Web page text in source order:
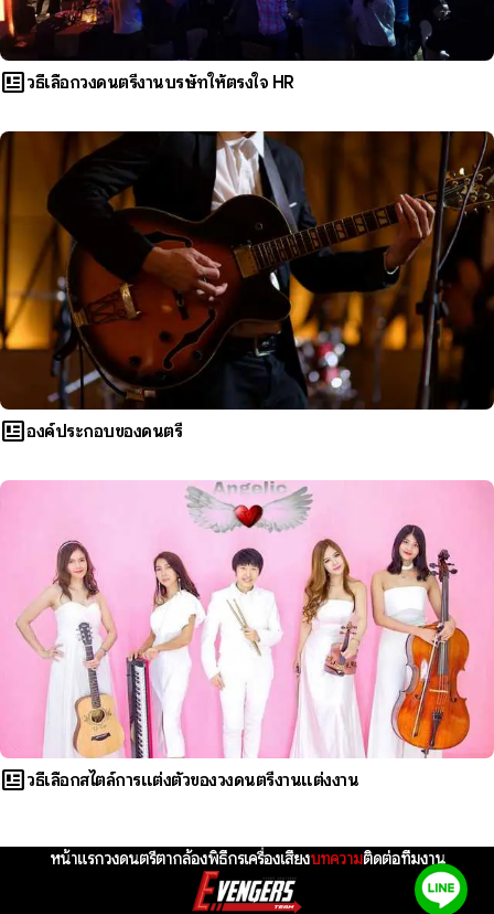
newsmodeวิธีเลือกวงดนตรีงานบริษัทให้ตรงใจ HR
newsmodeองค์ประกอบของดนตรี
newsmodeวิธีเลือกสไตล์การแต่งตัวของวงดนตรีงานแต่งงาน
หน้าแรกวงดนตรีตากล้องพิธีกรเครื่องเสียงบทความติดต่อทีมงาน